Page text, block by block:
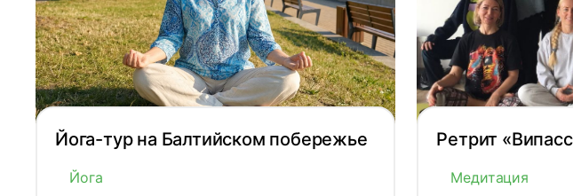
Йога-тур на Балтийском побережье
Йога
Ретрит
Медитация